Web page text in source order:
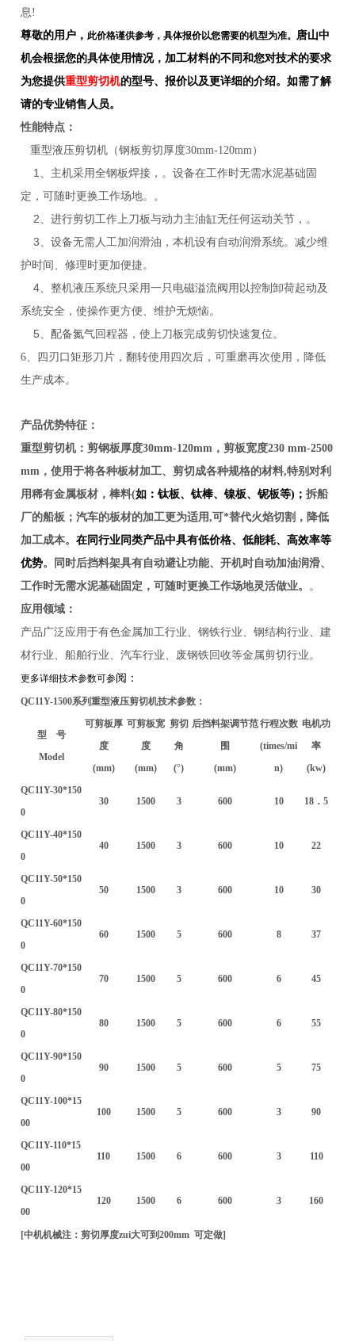
息!
尊敬的用户， 此价格谨供参考，具体报价以您需要的机型为准。 唐山中
机会根据您的具体使用情况，加工材料的不同和您对技术的要求
为您提供重型剪切机的型号、报价以及更详细的介绍。如需了解
请的专业销售人员。
性能特点：
重型液压剪切机（钢板剪切厚度30mm-120mm）
1
、主机采用全钢板焊接，。设备在工作时无需水泥基础固
定，可随时更换工作场地。。
2 、进行剪切工作上刀板与动力主油缸无任何运动关节，。
3 、设备无需人工加润滑油，本机设有自动润滑系统。减少维
护时间、修理时更加便捷。
4 、整机液压系统只采用一只电磁溢流阀用以控制卸荷起动及
系统安全，使操作更方便、维护无烦恼。
5 、配备氮气回程器，使上刀板完成剪切快速复位。
6 、四刃口矩形刀片，翻转使用四次后，可重磨再次使用，降低
生产成本。
产品优势特征：
重型剪切机：剪钢板厚度30mm-120mm，剪板宽度230 mm-2500
mm，使用于将各种板材加工、剪切成各种规格的材料,特别对利
用稀有金属板材，棒料(如：钛板、钛棒、镍板、铌板等) ；拆船
厂的船板；汽车的板材的加工更为适用,可*替代火焰切割，降低
加工成本。在同行业同类产品中具有低价格、低能耗、高效率等
优势。同时后挡料架具有自动避让功能、开机时自动加油润滑、
工作时无需水泥基础固定，可随时更换工作场地灵活做业。
。
应用领域：
产品广泛应用于有色金属加工行业、钢铁行业、钢结构行业、建
材行业、船舶行业、汽车行业、废钢铁回收等金属剪切行业。
更多详细技术参数可参阅：
QC11Y-1500系列重型液压剪切机技术参数：
型 号
Model
可剪板厚
度
(mm)
可剪板宽
度
(mm)
剪切
角
(°)
后挡料架调节范
围
(mm)
行程次数
(times/mi
n)
电机功
率
(kw)
QC11Y-30*150
0
30 1500 3 600 10 18 ．5
QC11Y-40*150
0
40 1500 3 600 10 22
QC11Y-50*150
0
50 1500 3 600 10 30
QC11Y-60*150
0
60 1500 5 600 8 37
QC11Y-70*150
0
70 1500 5 600 6 45
QC11Y-80*150
0
80 1500 5 600 6 55
QC11Y-90*150
0
90 1500 5 600 5 75
QC11Y-100*15
00
100 1500 5 600 3 90
QC11Y-110*15
00
110 1500 6 600 3 110
QC11Y-120*15
00
120 1500 6 600 3 160
[中机机械注：剪切厚度zui大可到200mm 可定做]